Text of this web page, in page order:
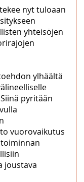
nyt tuloaan
yhteisöjen
ylhäältä
pyritään
vuorovaikutus
joustava